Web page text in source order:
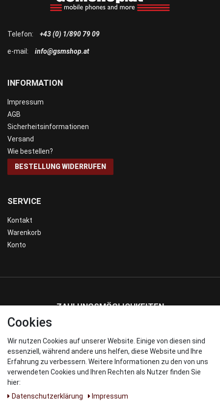
SERVICE
Kontakt
Warenkorb
Konto
INFORMATION
Impressum
AGB
Sicherheitsinformationen
Versand
Wie bestellen?
BESTELLUNG WIDERRUFEN
Telefon: +43 (0) 1/890 79 09
e-mail: info@gsmshop.at
ZAHLUNGSMÖGLICHKEITEN
WIR VERSENDEN MIT
Cookies
Wir nutzen Cookies auf unserer Website. Einige von diesen sind
essenziell, während andere uns helfen, diese Website und Ihre
Erfahrung zu verbessern. Weitere Informationen zu den von uns
verwendeten Cookies und Ihren Rechten als Nutzer finden Sie
hier:
Daten­schutz­erklärung
Impressum